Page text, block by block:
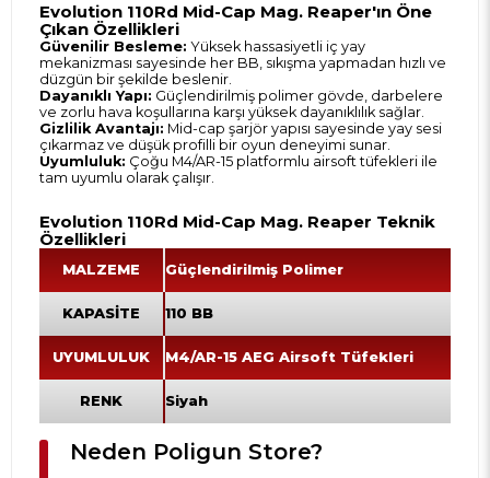
Evolution 110Rd Mid-Cap Mag. Reaper'ın Öne
Çıkan Özellikleri
Güvenilir Besleme: Yüksek hassasiyetli iç yay
mekanizması sayesinde her BB, sıkışma yapmadan hızlı ve
düzgün bir şekilde beslenir.
Dayanıklı Yapı: Güçlendirilmiş polimer gövde, darbelere
ve zorlu hava koşullarına karşı yüksek dayanıklılık sağlar.
Gizlilik Avantajı: Mid-cap şarjör yapısı sayesinde yay sesi
çıkarmaz ve düşük profilli bir oyun deneyimi sunar.
Uyumluluk: Çoğu M4/AR-15 platformlu airsoft tüfekleri ile
tam uyumlu olarak çalışır.
Evolution 110Rd Mid-Cap Mag. Reaper Teknik
Özellikleri
MALZEME Güçlendirilmiş Polimer
KAPASİTE 110 BB
UYUMLULUK M4/AR-15 AEG Airsoft Tüfekleri
RENK Siyah
Neden Poligun Store?